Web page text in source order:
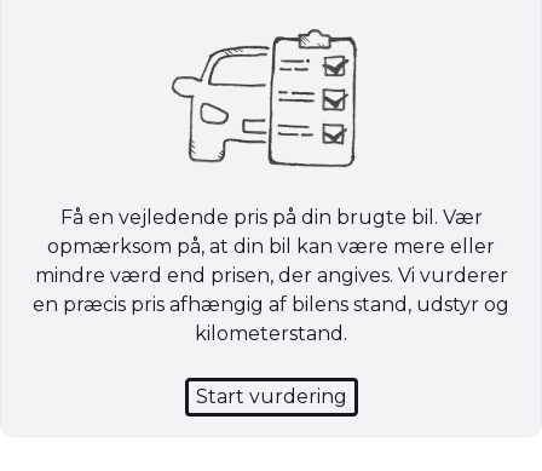
Få en vejledende pris på din brugte bil. Vær
opmærksom på, at din bil kan være mere eller
mindre værd end prisen, der angives. Vi vurderer
en præcis pris afhængig af bilens stand, udstyr og
kilometerstand.
Start vurdering